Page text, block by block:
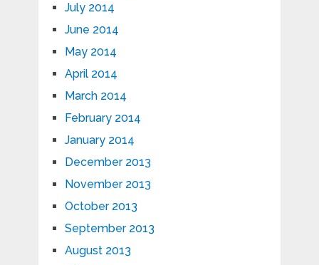
July 2014
June 2014
May 2014
April 2014
March 2014
February 2014
January 2014
December 2013
November 2013
October 2013
September 2013
August 2013